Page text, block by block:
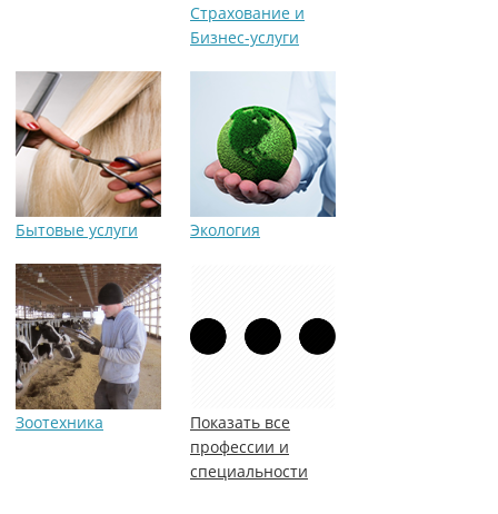
Страхование и
Бизнес-услуги
Бытовые услуги Экология
Зоотехника
Показать все
профессии и
специальности